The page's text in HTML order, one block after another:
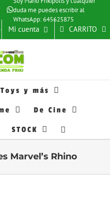
duda me puedes escribir al
WhatsApp: 645625875
Mi cuenta CARRITO
y más
De Cine
STOCK
Marvel’s Rhino